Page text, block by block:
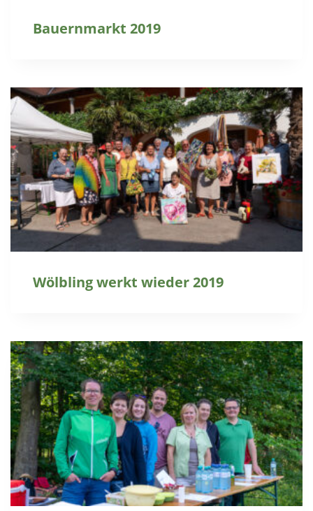
Bauernmarkt 2019
Wölbling werkt wieder 2019